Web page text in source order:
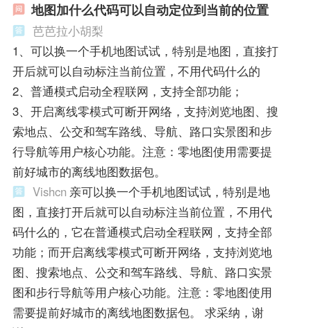
地图加什么代码可以自动定位到当前的位置
芭芭拉小胡梨
1、可以换一个手机地图试试，特别是地图，直接打
开后就可以自动标注当前位置，不用代码什么的
2、普通模式启动全程联网，支持全部功能；
3、开启离线零模式可断开网络，支持浏览地图、搜
索地点、公交和驾车路线、导航、路口实景图和步
行导航等用户核心功能。注意：零地图使用需要提
前好城市的离线地图数据包。
Vishcn 亲可以换一个手机地图试试，特别是地
图，直接打开后就可以自动标注当前位置，不用代
码什么的，它在普通模式启动全程联网，支持全部
功能；而开启离线零模式可断开网络，支持浏览地
图、搜索地点、公交和驾车路线、导航、路口实景
图和步行导航等用户核心功能。注意：零地图使用
需要提前好城市的离线地图数据包。 求采纳，谢